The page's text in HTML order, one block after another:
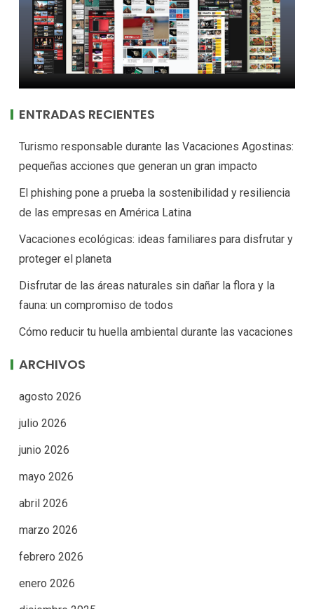
ENTRADAS RECIENTES
Turismo responsable durante las Vacaciones Agostinas:
pequeñas acciones que generan un gran impacto
El phishing pone a prueba la sostenibilidad y resiliencia
de las empresas en América Latina
Vacaciones ecológicas: ideas familiares para disfrutar y
proteger el planeta
Disfrutar de las áreas naturales sin dañar la flora y la
fauna: un compromiso de todos
Cómo reducir tu huella ambiental durante las vacaciones
ARCHIVOS
agosto 2026
julio 2026
junio 2026
mayo 2026
abril 2026
marzo 2026
febrero 2026
enero 2026